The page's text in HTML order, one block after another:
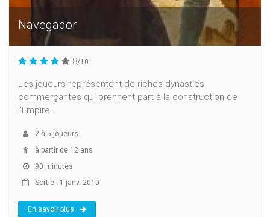
Navegador
8/10
Les joueurs représentent de riches dynasties
commerçantes qui prennent part à la construction de
l'Empire...
2 à 5 joueurs
à partir de 12 ans
90 minutes
Sortie : 1 janv. 2010
En savoir plus